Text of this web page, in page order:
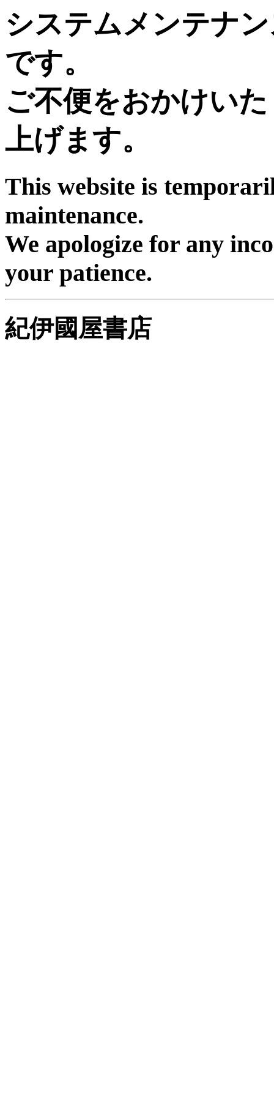
システムメンテナ
です。
ご不便をおかけい
上げます。
This website is
maintenance.
We apologize for any
your patience.
紀伊國屋書店